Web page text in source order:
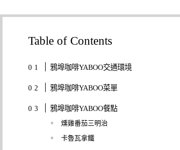
Table of Contents
鴉埠咖啡YABOO交通環境
鴉埠咖啡YABOO菜單
鴉埠咖啡YABOO餐點
燻雞番茄三明治
卡魯瓦拿鐵